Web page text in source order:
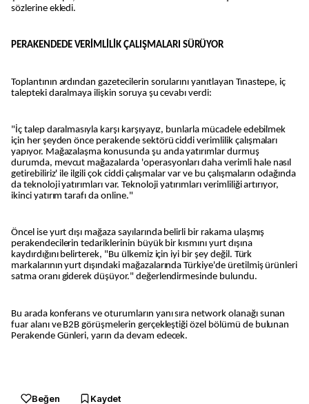
sözlerine ekledi.
PERAKENDEDE VERİMLİLİK ÇALIŞMALARI SÜRÜYOR
Toplantının ardından gazetecilerin sorularını yanıtlayan Tınastepe, iç
talepteki daralmaya ilişkin soruya şu cevabı verdi:
"İç talep daralmasıyla karşı karşıyayız, bunlarla mücadele edebilmek
için her şeyden önce perakende sektörü ciddi verimlilik çalışmaları
yapıyor. Mağazalaşma konusunda şu anda yatırımlar durmuş
durumda, mevcut mağazalarda 'operasyonları daha verimli hale nasıl
getirebiliriz' ile ilgili çok ciddi çalışmalar var ve bu çalışmaların odağında
da teknoloji yatırımları var. Teknoloji yatırımları verimliliği artırıyor,
ikinci yatırım tarafı da online."
Öncel ise yurt dışı mağaza sayılarında belirli bir rakama ulaşmış
perakendecilerin tedariklerinin büyük bir kısmını yurt dışına
kaydırdığını belirterek, "Bu ülkemiz için iyi bir şey değil. Türk
markalarının yurt dışındaki mağazalarında Türkiye'de üretilmiş ürünleri
satma oranı giderek düşüyor." değerlendirmesinde bulundu.
Bu arada konferans ve oturumların yanı sıra network olanağı sunan
fuar alanı ve B2B görüşmelerin gerçekleştiği özel bölümü de bulunan
Perakende Günleri, yarın da devam edecek.
Beğen Kaydet